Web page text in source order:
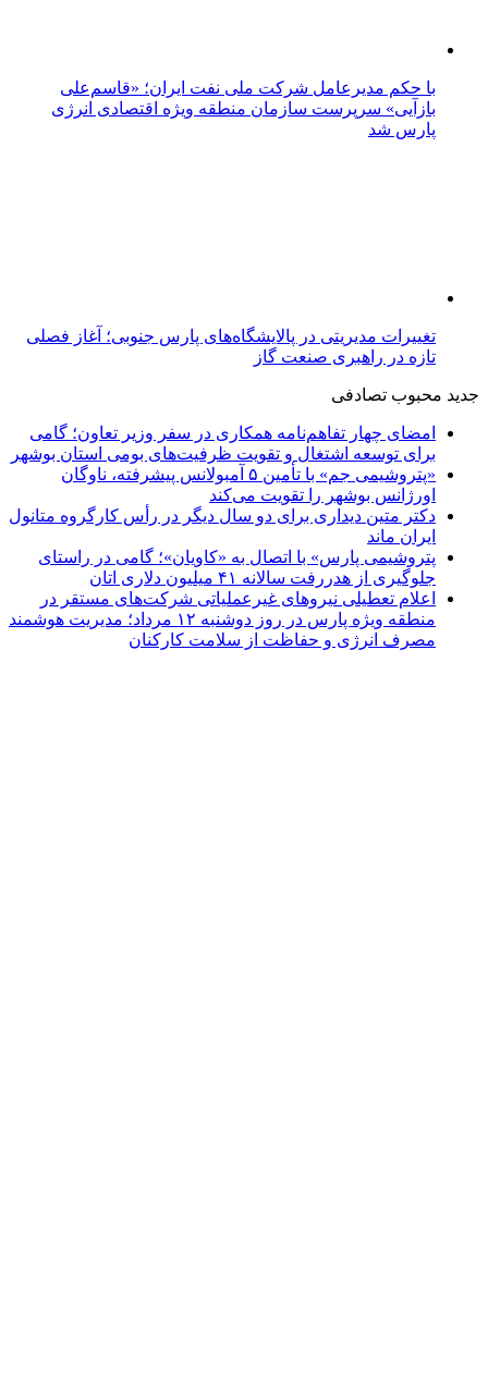
با حکم مدیرعامل شرکت ملی نفت ایران؛ «قاسم‌علی
بازآیی» سرپرست سازمان منطقه ویژه اقتصادی انرژی
پارس شد
تغییرات مدیریتی در پالایشگاه‌های پارس جنوبی؛ آغاز فصلی
تازه در راهبری صنعت گاز
جدید محبوب تصادفی
امضای چهار تفاهم‌نامه همکاری در سفر وزیر تعاون؛ گامی
برای توسعه اشتغال و تقویت ظرفیت‌های بومی استان بوشهر
«پتروشیمی جم» با تأمین ۵ آمبولانس پیشرفته، ناوگان
اورژانس بوشهر را تقویت می‌کند
دکتر متین دیداری برای دو سال دیگر در رأس کارگروه متانول
ایران ماند
پتروشیمی پارس» با اتصال به «کاویان»؛ گامی در راستای
جلوگیری از هدررفت سالانه ۴۱ میلیون دلاری اتان
اعلام تعطیلی نیروهای غیرعملیاتی شرکت‌های مستقر در
منطقه ویژه پارس در روز دوشنبه ۱۲ مرداد؛ مدیریت هوشمند
مصرف انرژی و حفاظت از سلامت کارکنان